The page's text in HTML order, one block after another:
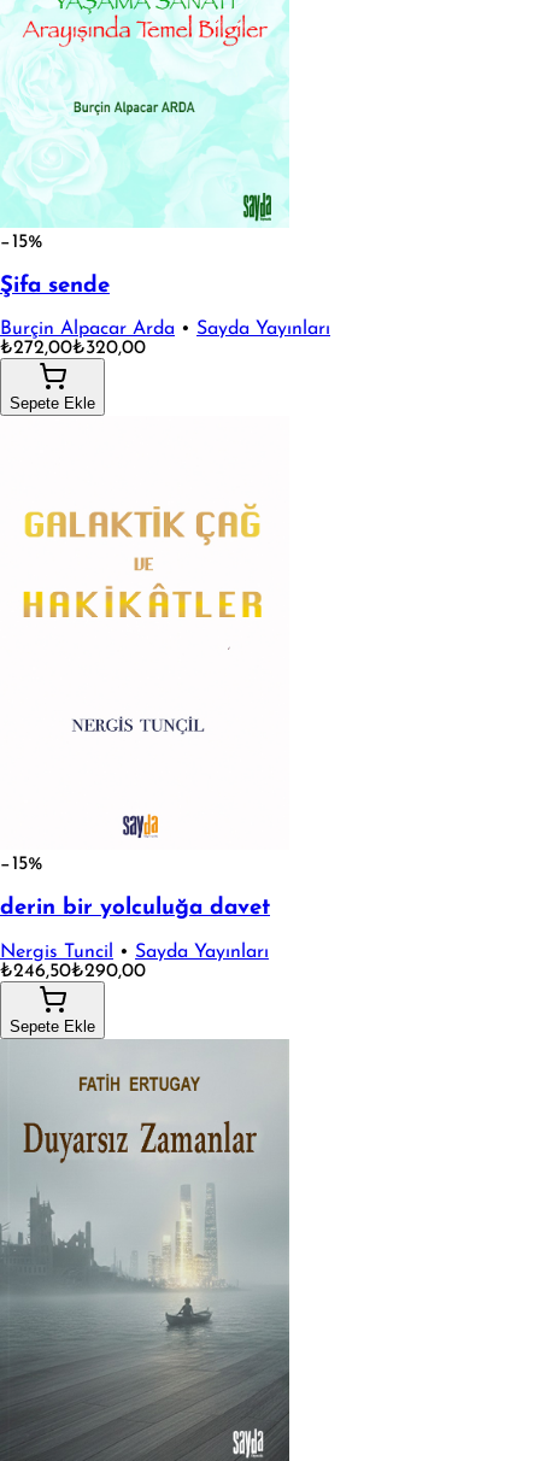
−15%
Şifa sende
Burçin Alpacar Arda • Sayda Yayınları
₺272,00₺320,00
Sepete Ekle
−15%
derin bir yolculuğa davet
Nergis Tuncil • Sayda Yayınları
₺246,50₺290,00
Sepete Ekle